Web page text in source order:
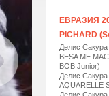
ЕВРАЗИЯ
PICHARD
Делис
BESA ME
BOB Junior)
Делис
AQUARELLE